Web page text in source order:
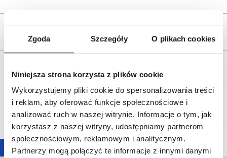
Zgoda Szczegóły O plikach cookies
Niniejsza strona korzysta z plików cookie
Wykorzystujemy pliki cookie do spersonalizowania treści
i reklam, aby oferować funkcje społecznościowe i
analizować ruch w naszej witrynie. Informacje o tym, jak
korzystasz z naszej witryny, udostępniamy partnerom
społecznościowym, reklamowym i analitycznym.
Partnerzy mogą połączyć te informacje z innymi danymi
Tagi